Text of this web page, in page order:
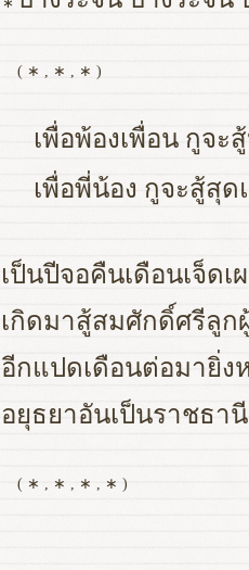
( ∗ , ∗ , ∗ )
เพื่อพ้องเพื่อน กูจะ
เพื่อพี่น้อง กูจะสู้สุ
เป็นปีจอคืนเดือนเจ็ด
เกิดมาสู้สมศักดิ์ศรีลู
อีกแปดเดือนต่อมายิ่ง
อยุธยาอันเป็นราชธา
( ∗ , ∗ , ∗ , ∗ )